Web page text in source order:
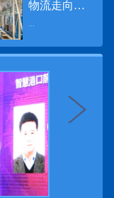
物流走向未来的“魔法师”
...